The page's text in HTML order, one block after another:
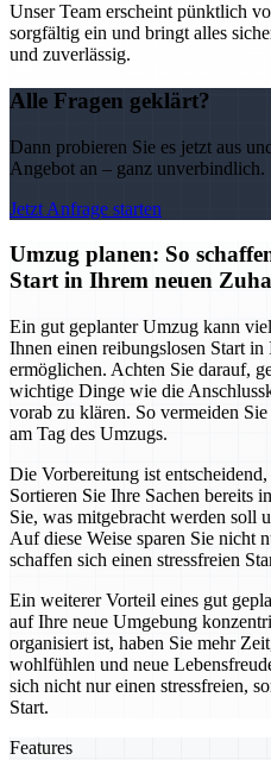
Unser Team erscheint pünktlich
sorgfältig ein und bringt alles
und zuverlässig.
Alle Fragen geklärt?
Dann probieren Sie es jetzt aus
Angebot an – ganz unverbindlich.
Jetzt Anfrage starten
Umzug planen: So
Start in Ihrem neuen
Ein gut geplanter Umzug kann
Ihnen einen reibungslosen Start in
ermöglichen. Achten Sie darauf,
wichtige Dinge wie die
vorab zu klären. So vermeiden
am Tag des Umzugs.
Die Vorbereitung ist
Sortieren Sie Ihre Sachen bereits
Sie, was mitgebracht werden soll
Auf diese Weise sparen Sie nicht
schaffen sich einen stressfreien
Ein weiterer Vorteil eines gut
auf Ihre neue Umgebung
organisiert ist, haben Sie mehr
wohlfühlen und neue
sich nicht nur einen stressfreien,
Start.
Features